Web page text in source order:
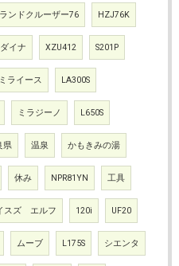
ランドクルーザー76 HZJ76K
ダイナ XZU412 S201P
ミライース LA300S
ミラジーノ L650S
県 温泉 かもきみの湯
休み NPR81YN 工具
スズ エルフ 120i UF20
ムーブ L175S シエンタ